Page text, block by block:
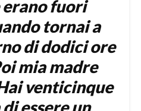
erano fuori
tornai a
di dodici ore
mia madre
venticinque
essere un